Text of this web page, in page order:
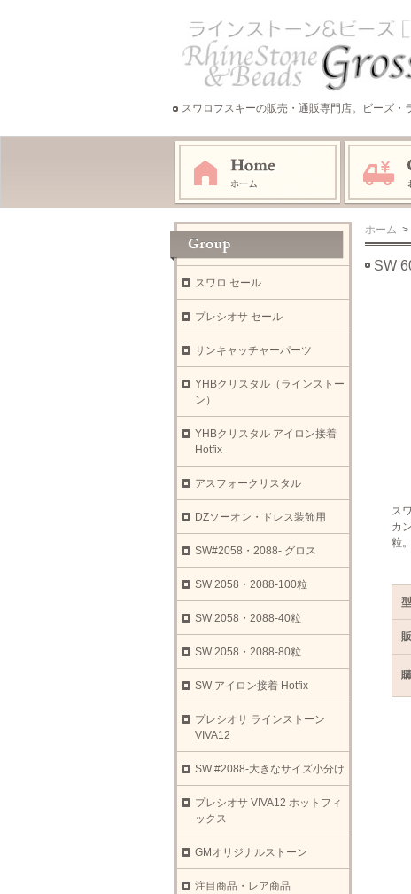
スワロフスキーの販売・通販専門店。ビーズ・
ホーム >
SW
ス
カ
粒。
スワロ セール
プレシオサ セール
サンキャッチャーパーツ
YHBクリスタル（ラインストー
ン）
YHBクリスタル アイロン接着
Hotfix
アスフォークリスタル
DZソーオン・ドレス装飾用
SW#2058・2088- グロス
SW 2058・2088-100粒
SW 2058・2088-40粒
SW 2058・2088-80粒
SW アイロン接着 Hotfix
プレシオサ ラインストーン
VIVA12
SW #2088-大きなサイズ小分け
プレシオサ VIVA12 ホットフィ
ックス
GMオリジナルストーン
注目商品・レア商品